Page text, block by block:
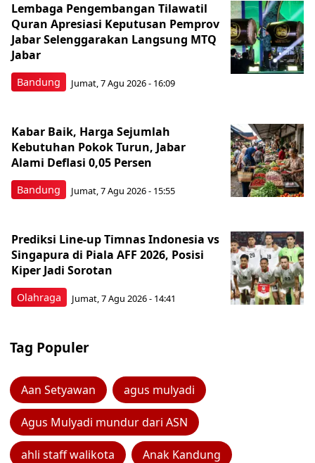
Bandung
Lembaga Pengembangan Tilawatil
Quran Apresiasi Keputusan Pemprov
Jabar Selenggarakan Langsung MTQ
Jabar
Jumat, 7 Agu 2026 - 16:09
Bandung
Kabar Baik, Harga Sejumlah
Kebutuhan Pokok Turun, Jabar
Alami Deflasi 0,05 Persen
Jumat, 7 Agu 2026 - 15:55
Olahraga
Prediksi Line-up Timnas Indonesia vs
Singapura di Piala AFF 2026, Posisi
Kiper Jadi Sorotan
Jumat, 7 Agu 2026 - 14:41
Tag Populer
Aan Setyawan agus mulyadi
Agus Mulyadi mundur dari ASN
ahli staff walikota Anak Kandung